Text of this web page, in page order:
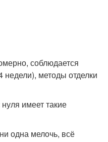
соблюдается
методы отделки
имеет такие
одна мелочь, всё